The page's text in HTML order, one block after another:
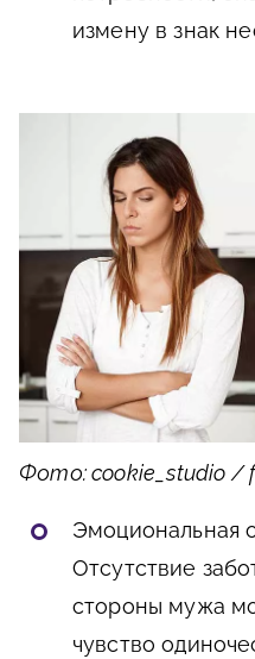
измену в знак
Фото: cookie_studio /
Эмоциональная
Отсутствие
стороны мужа
чувство